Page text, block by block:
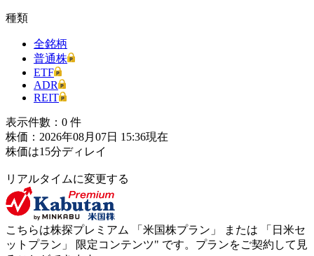
種類
全銘柄
普通株
ETF
ADR
REIT
表示件數： 0 件
株価：2026年08月07日 15:36現在
株価は15分ディレイ
リアルタイムに変更する
こちらは株探プレミアム 「 米国株プラン 」 または 「 日米セ
ットプラン 」 限定コンテンツ" です。プランをご契約して見